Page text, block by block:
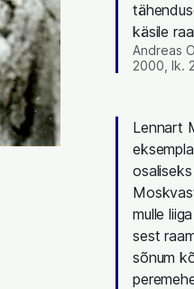
käsile
Andreas
2000, lk.
Lennart
mulle
sest
sõnum